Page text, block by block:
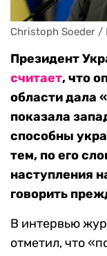
Christoph Soeder /
Президент
считает, что
области дала
показала
способны
тем, по его
наступления
говорить
В интервью
отметил, что